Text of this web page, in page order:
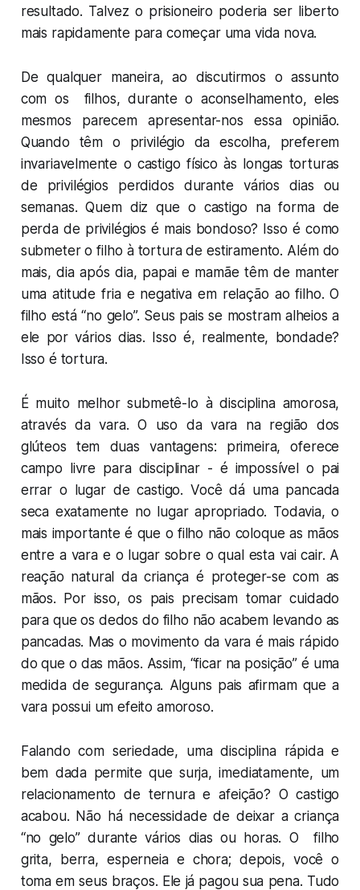
resultado. Talvez o prisioneiro poderia ser liberto
mais rapidamente para começar uma vida nova.
De qualquer maneira, ao discutirmos o assunto
com os filhos, durante o aconselhamento, eles
mesmos parecem apresentar-nos essa opinião.
Quando têm o privilégio da escolha, preferem
invariavelmente o castigo físico às longas torturas
de privilégios perdidos durante vários dias ou
semanas. Quem diz que o castigo na forma de
perda de privilégios é mais bondoso? Isso é como
submeter o filho à tortura de estiramento. Além do
mais, dia após dia, papai e mamãe têm de manter
uma atitude fria e negativa em relação ao filho. O
filho está “no gelo”. Seus pais se mostram alheios a
ele por vários dias. Isso é, realmente, bondade?
Isso é tortura.
É muito melhor submetê-lo à disciplina amorosa,
através da vara. O uso da vara na região dos
glúteos tem duas vantagens: primeira, oferece
campo livre para disciplinar - é impossível o pai
errar o lugar de castigo. Você dá uma pancada
seca exatamente no lugar apropriado. Todavia, o
mais importante é que o filho não coloque as mãos
entre a vara e o lugar sobre o qual esta vai cair. A
reação natural da criança é proteger-se com as
mãos. Por isso, os pais precisam tomar cuidado
para que os dedos do filho não acabem levando as
pancadas. Mas o movimento da vara é mais rápido
do que o das mãos. Assim, “ficar na posição” é uma
medida de segurança. Alguns pais afirmam que a
vara possui um efeito amoroso.
Falando com seriedade, uma disciplina rápida e
bem dada permite que surja, imediatamente, um
relacionamento de ternura e afeição? O castigo
acabou. Não há necessidade de deixar a criança
“no gelo” durante vários dias ou horas. O filho
grita, berra, esperneia e chora; depois, você o
toma em seus braços. Ele já pagou sua pena. Tudo